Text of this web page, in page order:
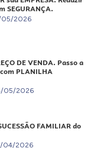
SEGURANÇA.
05/2026
DE VENDA. Passo a
PLANILHA
05/2026
FAMILIAR do
04/2026